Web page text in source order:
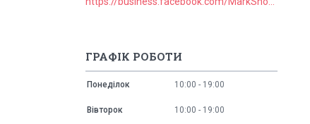
ГРАФІК РОБОТИ
Понеділок 10:00 19:00
Вівторок 10:00 19:00